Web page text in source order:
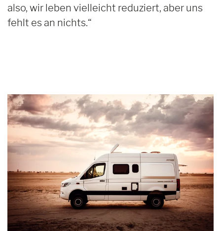
also, wir leben vielleicht reduziert, aber uns
fehlt es an nichts.“